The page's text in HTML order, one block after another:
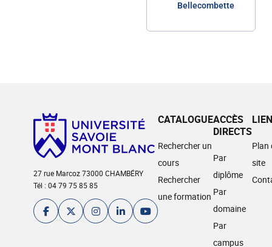
Bellecombette
27 rue Marcoz 73000 CHAMBÉRY
Tél : 04 79 75 85 85
CATALOGUE
Rechercher un
cours
Rechercher
une formation
ACCÈS
DIRECTS
Par
diplôme
Par
domaine
Par
campus
Plan
site